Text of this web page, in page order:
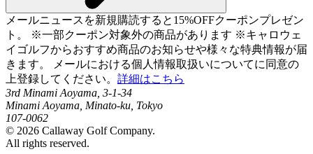
メールニュースを新規購読すると15%OFFクーポンプレゼン
ト。 ※一部クーポン対象外の商品があります ※キャロウェ
イゴルフからおすすめ商品のお知らせや様々な特典情報が届
きます。 メールにおける個人情報取扱いについてに同意の
上登録してください。 詳細はこちら
3rd Minami Aoyama, 3-1-34
Minami Aoyama, Minato-ku, Tokyo
107-0062
© 2026 Callaway Golf Company.
All rights reserved.